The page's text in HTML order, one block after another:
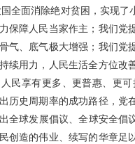
全面消除绝对贫困，实现
保障人民当家作主；我们
气、底气极大增强；我们
续用力，人民生活全方位
民享有更多、更普惠、更
历史周期率的成功路径，
全球发展倡议、全球安全
创造的伟业、续写的华章